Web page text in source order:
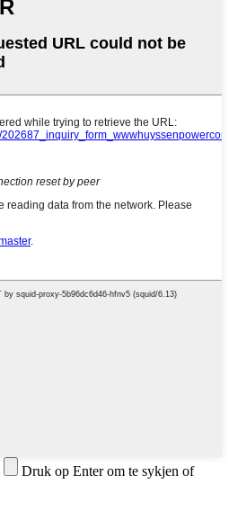
Druk op Enter om te sykjen of